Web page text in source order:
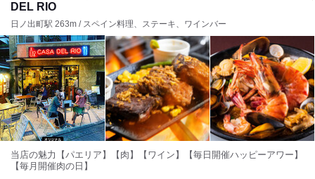
DEL RIO
日ノ出町駅 263m / スペイン料理、ステーキ、ワインバー
当店の魅力【パエリア】【肉】【ワイン】【毎日開催ハッピーアワー】
【毎月開催肉の日】